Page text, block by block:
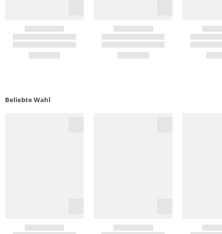
Beliebte Wahl